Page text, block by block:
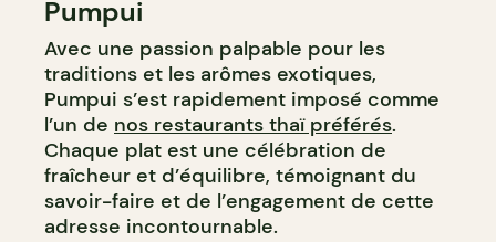
ÉPICERIE / DEP
CAVISTE
Pumpui
Avec une passion palpable pour les
traditions et les arômes exotiques,
Pumpui s’est rapidement imposé comme
l’un de nos restaurants thaï préférés.
Chaque plat est une célébration de
fraîcheur et d’équilibre, témoignant du
savoir-faire et de l’engagement de cette
adresse incontournable.